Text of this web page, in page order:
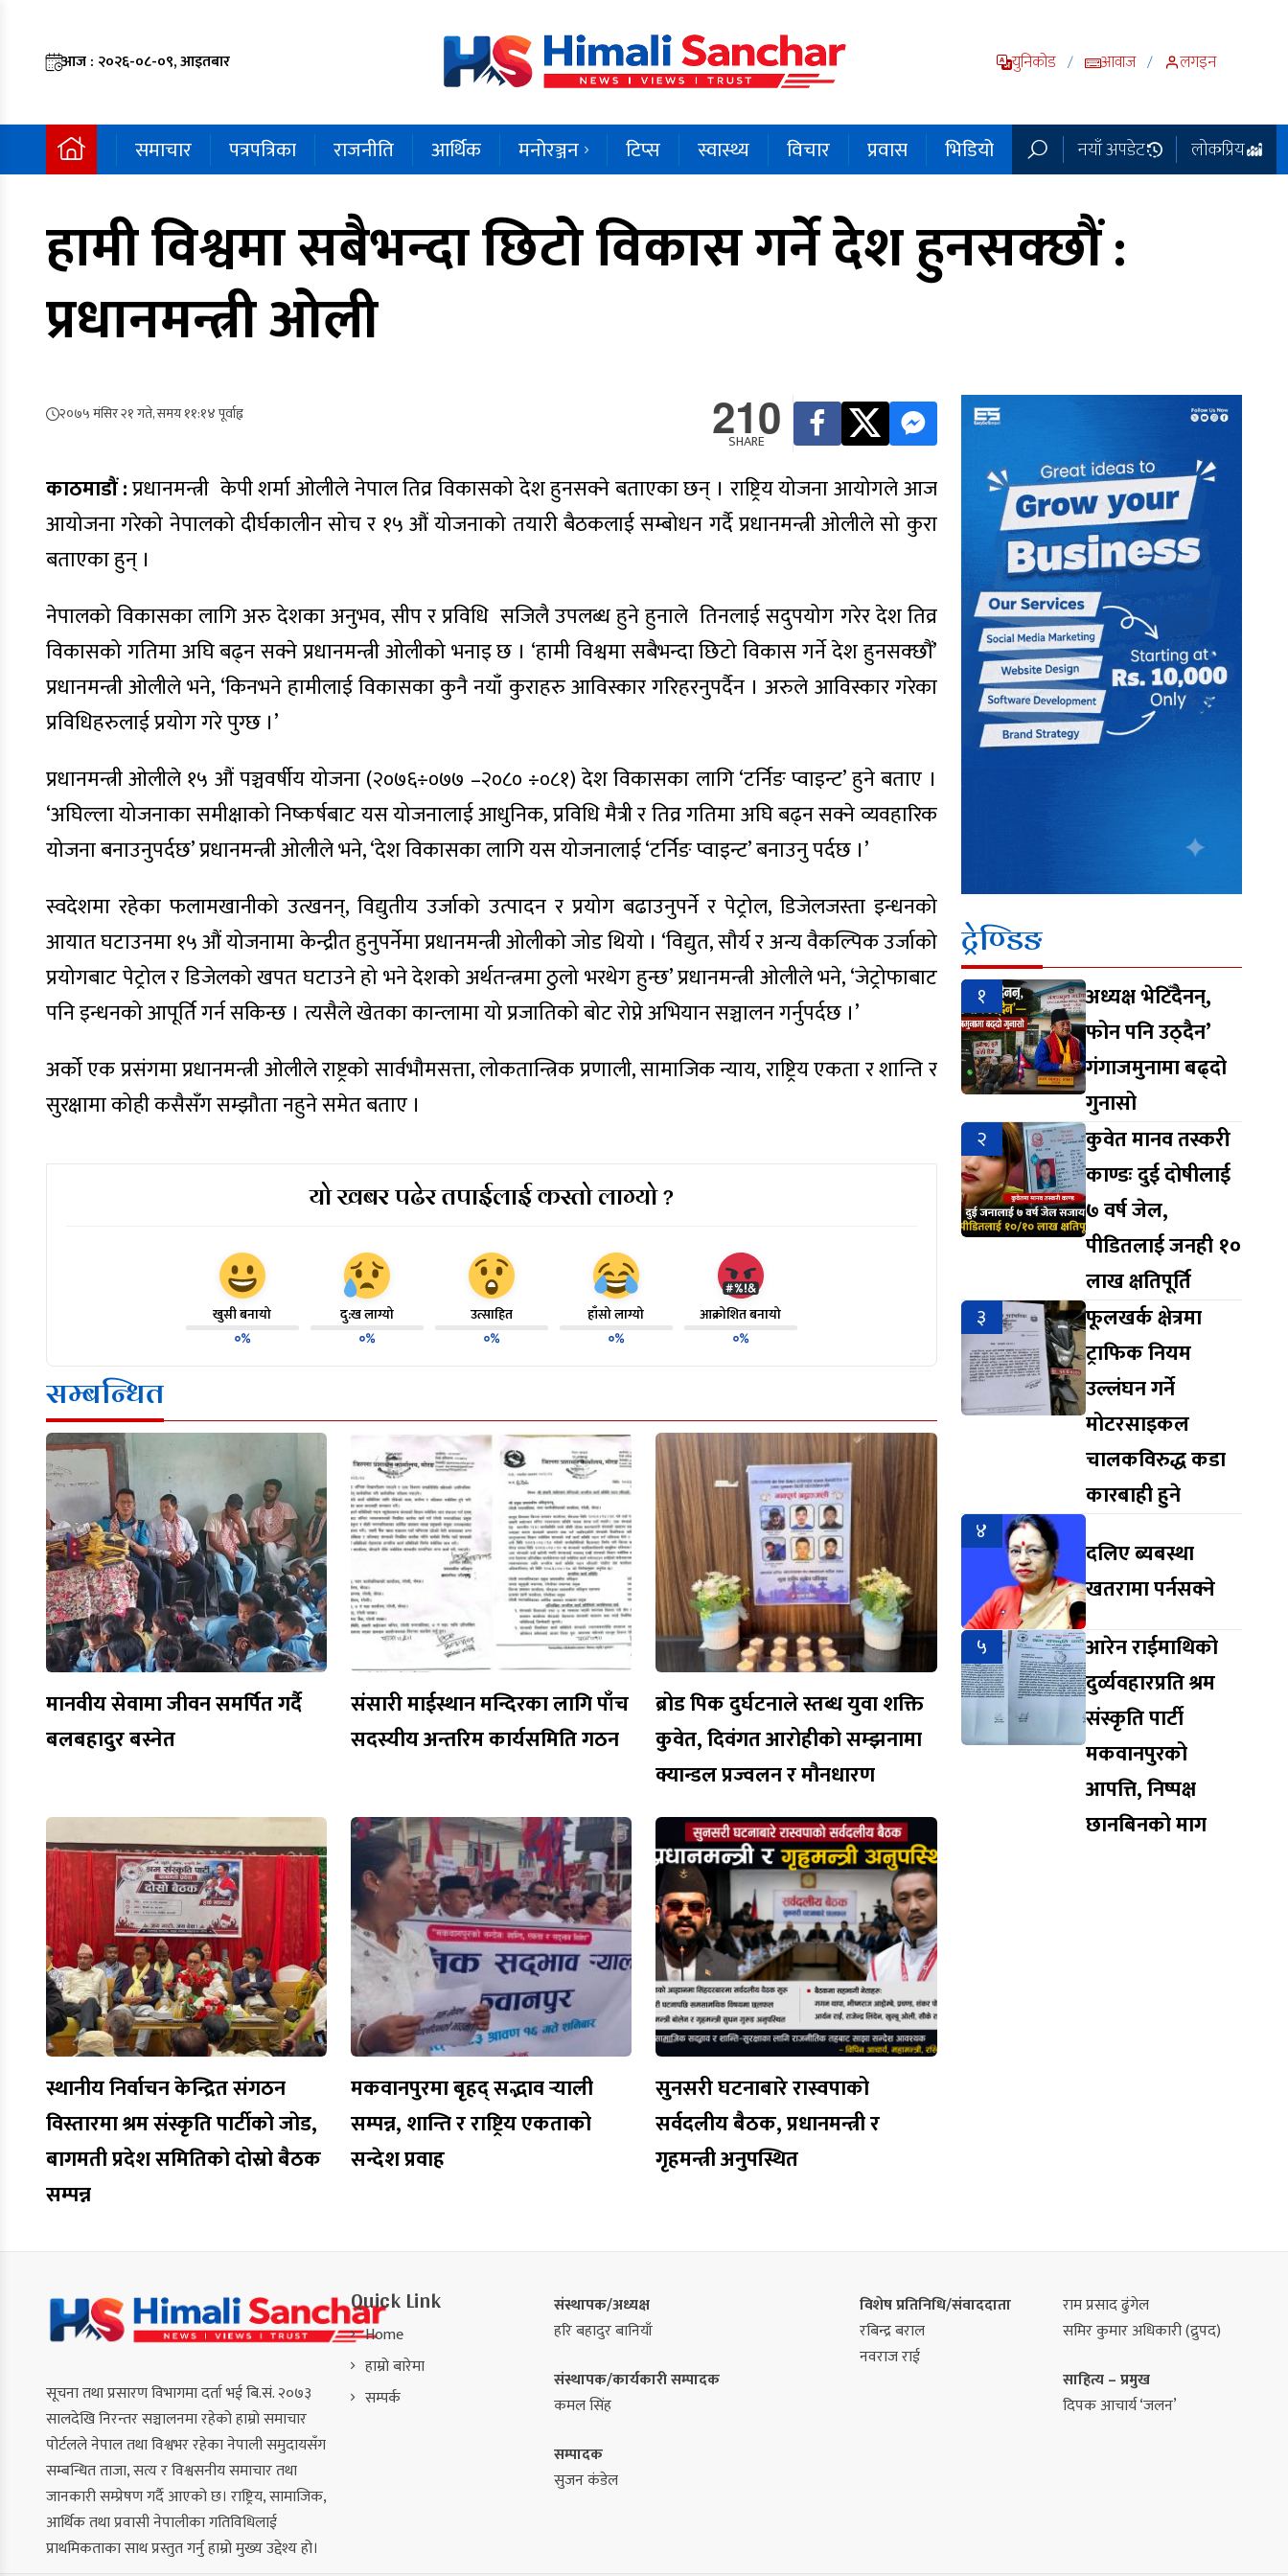
आज : २०२६-०८-०९, आइतबार युनिकोड / आवाज / लगइन
समाचार पत्रपत्रिका राजनीति आर्थिक मनोरञ्जन टिप्स स्वास्थ्य विचार प्रवास भिडियो नयाँ अपडेट लोकप्रिय
हामी विश्वमा सबैभन्दा छिटो विकास गर्ने देश हुनसक्छौं :
प्रधानमन्त्री ओली
२०७५ मंसिर २१ गते, समय ११:१४ पूर्वाह्न 210
SHARE
काठमाडौं :प्रधानमन्त्री केपी शर्मा ओलीले नेपाल तिव्र विकासको देश हुनसक्ने बताएका छन् । राष्ट्रिय योजना आयोगले आज
आयोजना गरेको नेपालको दीर्घकालीन सोच र १५ औं योजनाको तयारी बैठकलाई सम्बोधन गर्दै प्रधानमन्त्री ओलीले सो कुरा
बताएका हुन् ।
नेपालको विकासका लागि अरु देशका अनुभव, सीप र प्रविधि सजिलै उपलब्ध हुने हुनाले तिनलाई सदुपयोग गरेर देश तिव्र
विकासको गतिमा अघि बढ्न सक्ने प्रधानमन्त्री ओलीको भनाइ छ । ‘हामी विश्वमा सबैभन्दा छिटो विकास गर्ने देश हुनसक्छौं’
प्रधानमन्त्री ओलीले भने, ‘किनभने हामीलाई विकासका कुनै नयाँ कुराहरु आविस्कार गरिहरनुपर्दैन । अरुले आविस्कार गरेका
प्रविधिहरुलाई प्रयोग गरे पुग्छ ।’
प्रधानमन्त्री ओलीले १५ औं पञ्चवर्षीय योजना (२०७६÷०७७ –२०८० ÷०८१) देश विकासका लागि ‘टर्निङ प्वाइन्ट’ हुने बताए ।
‘अघिल्ला योजनाका समीक्षाको निष्कर्षबाट यस योजनालाई आधुनिक, प्रविधि मैत्री र तिव्र गतिमा अघि बढ्न सक्ने व्यवहारिक
योजना बनाउनुपर्दछ’ प्रधानमन्त्री ओलीले भने, ‘देश विकासका लागि यस योजनालाई ‘टर्निङ प्वाइन्ट’ बनाउनु पर्दछ ।’
स्वदेशमा रहेका फलामखानीको उत्खनन्, विद्युतीय उर्जाको उत्पादन र प्रयोग बढाउनुपर्ने र पेट्रोल, डिजेलजस्ता इन्धनको
आयात घटाउनमा १५ औं योजनामा केन्द्रीत हुनुपर्नेमा प्रधानमन्त्री ओलीको जोड थियो । ‘विद्युत, सौर्य र अन्य वैकल्पिक उर्जाको
प्रयोगबाट पेट्रोल र डिजेलको खपत घटाउने हो भने देशको अर्थतन्त्रमा ठुलो भरथेग हुन्छ’ प्रधानमन्त्री ओलीले भने, ‘जेट्रोफाबाट
पनि इन्धनको आपूर्ति गर्न सकिन्छ । त्यसैले खेतका कान्लामा यो प्रजातिको बोट रोप्ने अभियान सञ्चालन गर्नुपर्दछ ।’
अर्को एक प्रसंगमा प्रधानमन्त्री ओलीले राष्ट्रको सार्वभौमसत्ता, लोकतान्त्रिक प्रणाली, सामाजिक न्याय, राष्ट्रिय एकता र शान्ति र
सुरक्षामा कोही कसैसँग सम्झौता नहुने समेत बताए ।
यो खबर पढेर तपाईलाई कस्तो लाग्यो ?
खुसी बनायो
०%
दु:ख लाग्यो
०%
उत्साहित
०%
हाँसो लाग्यो
०%
आक्रोशित बनायो
०%
सम्बन्धित
मानवीय सेवामा जीवन समर्पित गर्दै
बलबहादुर बस्नेत
संसारी माईस्थान मन्दिरका लागि पाँच
सदस्यीय अन्तरिम कार्यसमिति गठन
ब्रोड पिक दुर्घटनाले स्तब्ध युवा शक्ति
कुवेत, दिवंगत आरोहीको सम्झनामा
क्यान्डल प्रज्वलन र मौनधारण
स्थानीय निर्वाचन केन्द्रित संगठन
विस्तारमा श्रम संस्कृति पार्टीको जोड,
बागमती प्रदेश समितिको दोस्रो बैठक
सम्पन्न
मकवानपुरमा बृहद् सद्भाव र्‍याली
सम्पन्न, शान्ति र राष्ट्रिय एकताको
सन्देश प्रवाह
सुनसरी घटनाबारे रास्वपाको
सर्वदलीय बैठक, प्रधानमन्त्री र
गृहमन्त्री अनुपस्थित
ट्रेण्डिङ
१
अध्यक्ष भेटिँदैनन्,
फोन पनि उठ्दैन’
गंगाजमुनामा बढ्दो
गुनासो
२
कुवेत मानव तस्करी
काण्डः दुई दोषीलाई
७ वर्ष जेल,
पीडितलाई जनही १०
लाख क्षतिपूर्ति
३
फूलखर्क क्षेत्रमा
ट्राफिक नियम
उल्लंघन गर्ने
मोटरसाइकल
चालकविरुद्ध कडा
कारबाही हुने
४
दलिए ब्यबस्था
खतरामा पर्नसक्ने
५
आरेन राईमाथिको
दुर्व्यवहारप्रति श्रम
संस्कृति पार्टी
मकवानपुरको
आपत्ति, निष्पक्ष
छानबिनको माग
सूचना तथा प्रसारण विभागमा दर्ता भई बि.सं. २०७३
सालदेखि निरन्तर सञ्चालनमा रहेको हाम्रो समाचार
पोर्टलले नेपाल तथा विश्वभर रहेका नेपाली समुदायसँग
सम्बन्धित ताजा, सत्य र विश्वसनीय समाचार तथा
जानकारी सम्प्रेषण गर्दै आएको छ। राष्ट्रिय, सामाजिक,
आर्थिक तथा प्रवासी नेपालीका गतिविधिलाई
प्राथमिकताका साथ प्रस्तुत गर्नु हाम्रो मुख्य उद्देश्य हो।
Quick Link
Home
हाम्रो बारेमा
सम्पर्क
संस्थापक/अध्यक्ष
हरि बहादुर बानियाँ
संस्थापक/कार्यकारी सम्पादक
कमल सिंह
सम्पादक
सुजन कंडेल
विशेष प्रतिनिधि/संवाददाता
रबिन्द्र बराल
नवराज राई
राम प्रसाद ढुंगेल
समिर कुमार अधिकारी (द्रुपद)
साहित्य – प्रमुख
दिपक आचार्य ‘जलन’